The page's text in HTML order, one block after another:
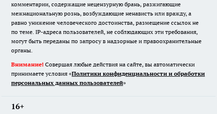
комментарии, содержащие нецензурную брань, разжигающие
межнациональную рознь, возбуждающие ненависть или вражду, а
равно унижение человеческого достоинства, размещение ссылок не
по теме. IP-адреса пользователей, не соблюдающих эти требования,
могут быть переданы по запросу в надзорные и правоохранительные
органы.
Внимание! Совершая любые действия на сайте, вы автоматически
принимаете условия «Политики конфиденциальности и обработки
персональных данных пользователей»
16+